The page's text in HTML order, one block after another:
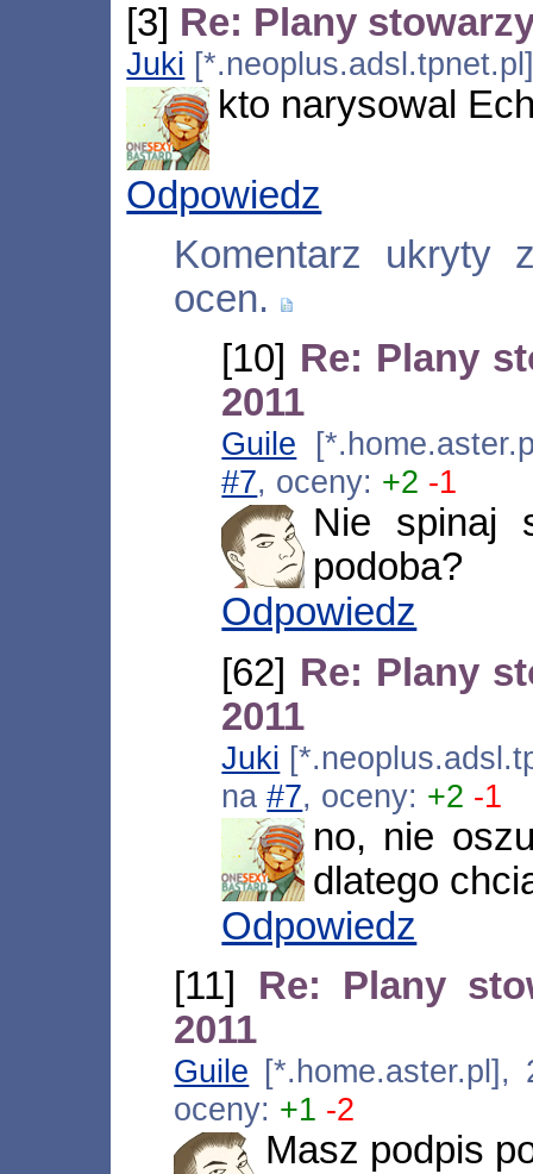
[3] Re: Plany
Juki
kto narysowal
Odpowiedz
Komentarz ukryty
ocen.
[10] Re: Plany
2011
Guile
#7, oceny: +2 -1
Nie spinaj
podoba?
Odpowiedz
[62] Re: Plany
2011
Juki
na#7, oceny: +2 -1
no, nie
dlatego
Odpowiedz
[11] Re: Plany
2011
Guile
oceny: +1 -2
Masz podpis